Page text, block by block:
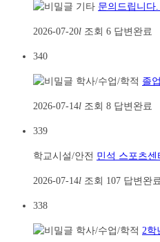
기타 문의드립니다.
2026-07-20l 조회 6 답변완료
340
학사/수업/학적 졸
2026-07-14l 조회 8 답변완료
339
학교시설/안전 민석 스포츠
2026-07-14l 조회 107 답변완료
338
학사/수업/학적 2학